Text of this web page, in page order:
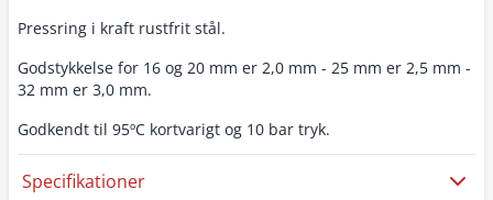
Pressring i kraft rustfrit stål.
Godstykkelse for 16 og 20 mm er 2,0 mm - 25 mm er 2,5 mm -
32 mm er 3,0 mm.
Godkendt til 95ºC kortvarigt og 10 bar tryk.
Specifikationer